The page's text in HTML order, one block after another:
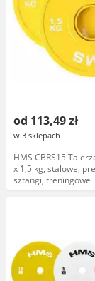
od 113,49 zł
w 3 sklepach
HMS CBRS15
x 1,5 kg, stalowe,
sztangi, treningowe